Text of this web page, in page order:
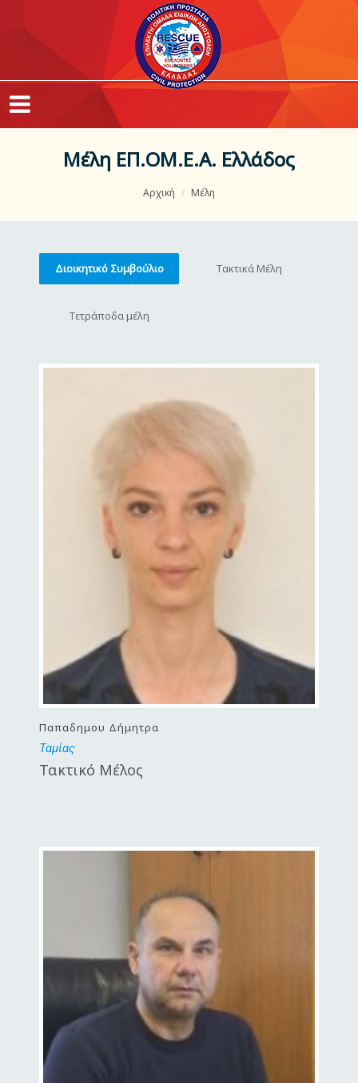
Μέλη ΕΠ.ΟΜ.Ε.Α. Ελλάδος
Αρχική Μέλη
Διοικητικό Συμβούλιο Τακτικά Μέλη
Τετράποδα μέλη
Παπαδημου Δήμητρα
Ταμίας
Τακτικό Μέλος